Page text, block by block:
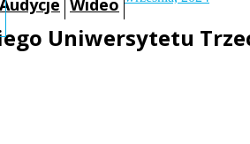
Audycje Wideo
Uniwersytetu